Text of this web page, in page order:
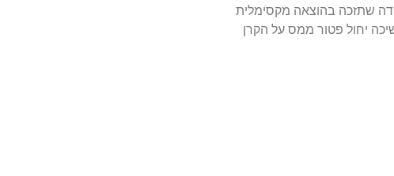
שתזכה בהוצאה מקסימלית
ש"ח לשנה, כאשר ההוצאה שתוכר תהיה 4.5% מההכנסה . במשיכה יחול פטור ממס על הקרן